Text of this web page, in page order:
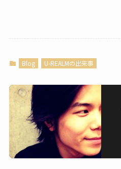
Blog U-REALMの出来事